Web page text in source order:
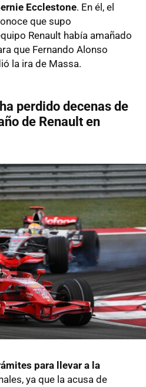
Ecclestone. En él, el
que supo
Renault había amañado
que Fernando Alonso
la ira de Massa.
perdido decenas de
de Renault en
para llevar a la
ya que la acusa de